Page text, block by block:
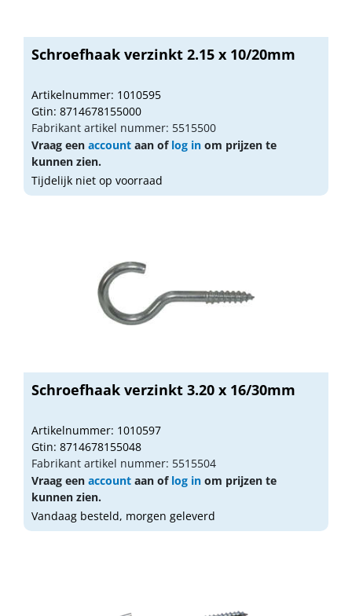
Schroefhaak verzinkt 2.15 x 10/20mm
Artikelnummer: 1010595
Gtin: 8714678155000
Fabrikant artikel nummer: 5515500
Vraag een account aan of log in om prijzen te
kunnen zien.
Tijdelijk niet op voorraad
Schroefhaak verzinkt 3.20 x 16/30mm
Artikelnummer: 1010597
Gtin: 8714678155048
Fabrikant artikel nummer: 5515504
Vraag een account aan of log in om prijzen te
kunnen zien.
Vandaag besteld, morgen geleverd